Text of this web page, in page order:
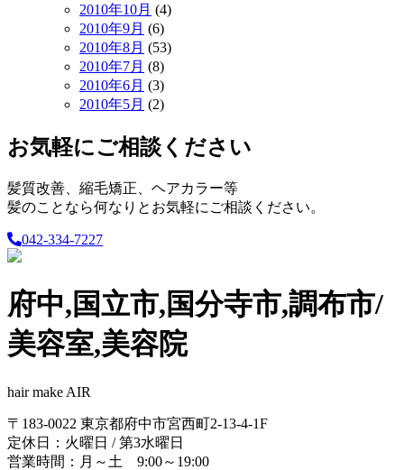
2010年10月 (4)
2010年9月 (6)
2010年8月 (53)
2010年7月 (8)
2010年6月 (3)
2010年5月 (2)
お気軽にご相談ください
髪質改善、縮毛矯正、ヘアカラー等
髪のことなら何なりとお気軽にご相談ください。
042-334-7227
府中,国立市,国分寺市,調布市/
美容室,美容院
hair make AIR
〒183-0022 東京都府中市宮西町2-13-4-1F
定休日：火曜日 / 第3水曜日
営業時間：月～土 9:00～19:00